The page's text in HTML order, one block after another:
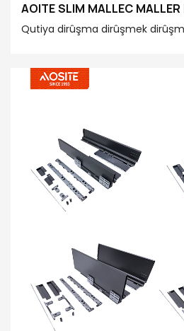
AOITE SLIM MALLEC MALLER
Qutiya dirûşma dirûşmek
şêwazên cihêreng e û sazkirinê
hilanînê bêtir bikêrhatî û mala